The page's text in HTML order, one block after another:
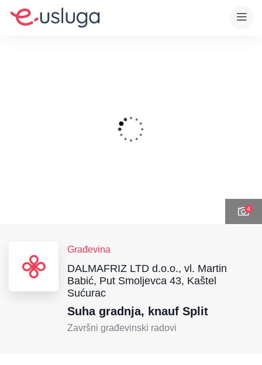
4
Građevina
DALMAFRIZ LTD d.o.o., vl. Martin
Babić, Put Smoljevca 43, Kaštel
Sućurac
Suha gradnja, knauf Split
Završni građevinski radovi